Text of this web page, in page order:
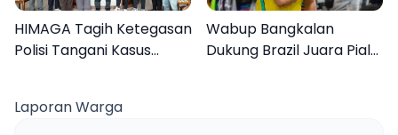
HIMAGA Tagih Ketegasan
Polisi Tangani Kasus
Wabup Bangkalan
Dukung Brazil Juara Piala
Laporan Warga